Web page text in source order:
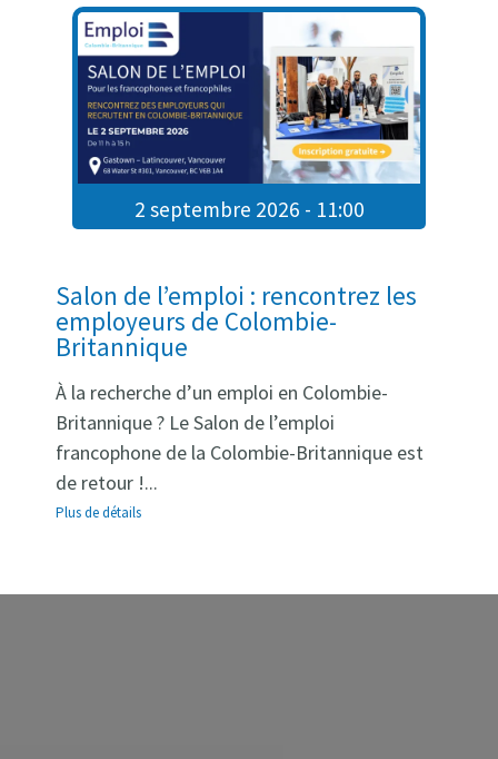
2 septembre 2026 - 11:00
Salon de l’emploi : rencontrez les
employeurs de Colombie-
Britannique
À la recherche d’un emploi en Colombie-
Britannique ? Le Salon de l’emploi
francophone de la Colombie-Britannique est
de retour !...
Plus de détails